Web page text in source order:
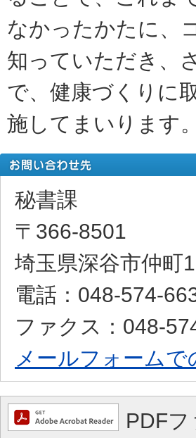
なかったかたに、
知っていただき、
で、健康づくりに
施してまいります。
秘書課
〒366-8501
埼玉県深谷市仲町
電話：048-574-
ファクス：048-
メールフォーム
PDF